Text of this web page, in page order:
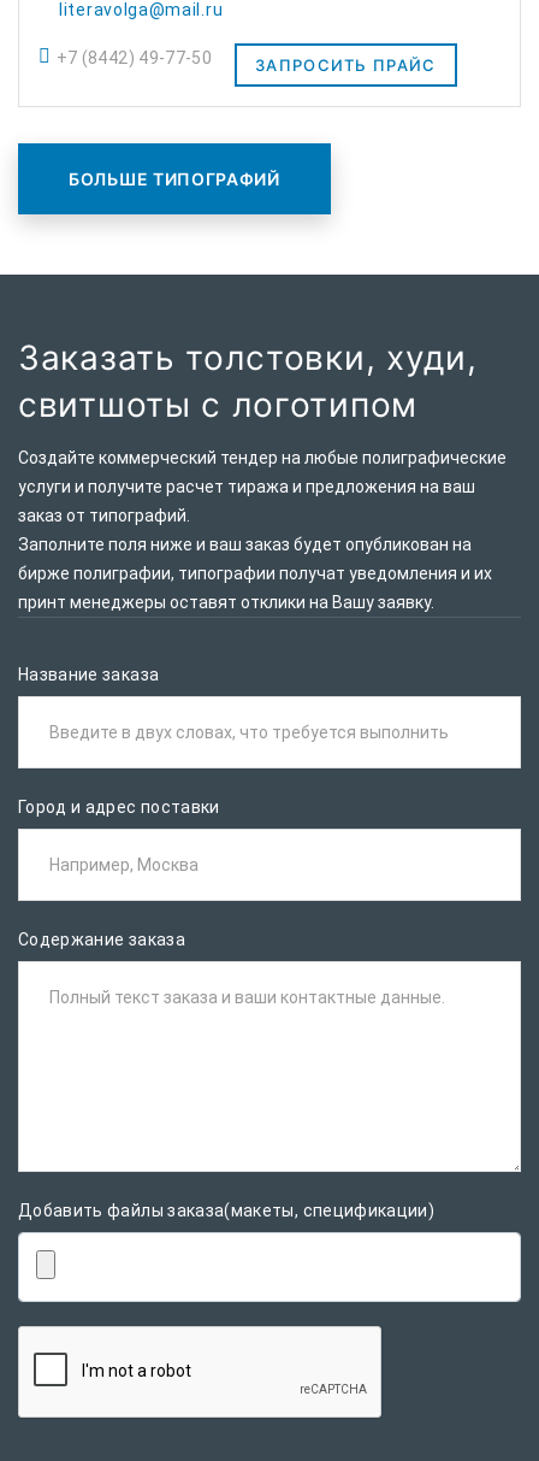
literavolga@mail.ru
+7 (8442) 49-77-50 ЗАПРОСИТЬ ПРАЙС
БОЛЬШЕ ТИПОГРАФИЙ
Заказать толстовки, худи,
свитшоты с логотипом
Создайте коммерческий тендер на любые полиграфические
услуги и получите расчет тиража и предложения на ваш
заказ от типографий.
Заполните поля ниже и ваш заказ будет опубликован на
бирже полиграфии, типографии получат уведомления и их
принт менеджеры оставят отклики на Вашу заявку.
Название заказа
Введите в двух словах, что требуется выполнить
Город и адрес поставки
Например, Москва
Содержание заказа
Полный текст заказа и ваши контактные данные.
Добавить файлы заказа(макеты, спецификации)